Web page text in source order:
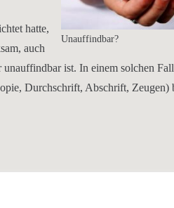
Unauffindbar?
hatte,
auch
ist. In einem solchen
Durchschrift, Abschrift, Zeugen)